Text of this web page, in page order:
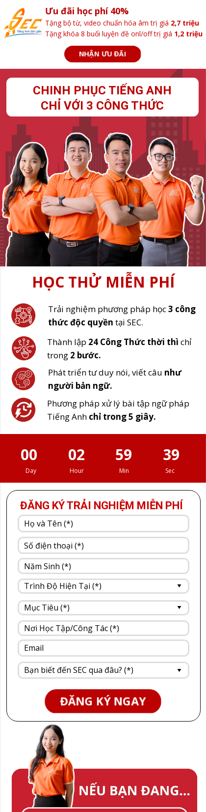
NHẬN ƯU ĐÃI
Ưu đãi học phí 40%
Tặng bộ từ, video chuẩn hóa âm trị giá 2,7 triệu
Tặng khóa 8 buổi luyện đề onl/off trị giá 1,2 triệu
HỌC THỬ MIỄN PHÍ
00 02 59 38
Day Hour Sec
Min
CHINH PHỤC TIẾNG ANH
CHỈ VỚI 3 CÔNG THỨC
Phương pháp xử lý bài tập ngữ pháp
Tiếng Anh chỉ trong 5 giây.
Trải nghiệm phương pháp học3 công
thức độc quyền tại SEC.
Phát triển tư duy nói, viết câu như
người bản ngữ.
Thành lập 24 Công Thức thời thì chỉ
trong 2 bước.
ĐĂNG KÝ TRẢI NGHIỆM MIỄN PHÍ
ĐĂNG KÝ NGAY